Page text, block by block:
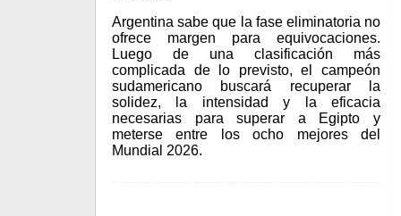
Argentina sabe que la fase eliminatoria no
ofrece margen para equivocaciones.
Luego de una clasificación más
complicada de lo previsto, el campeón
sudamericano buscará recuperar la
solidez, la intensidad y la eficacia
necesarias para superar a Egipto y
meterse entre los ocho mejores del
Mundial 2026.